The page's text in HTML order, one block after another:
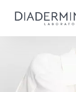
Tous les
ACCUEIL